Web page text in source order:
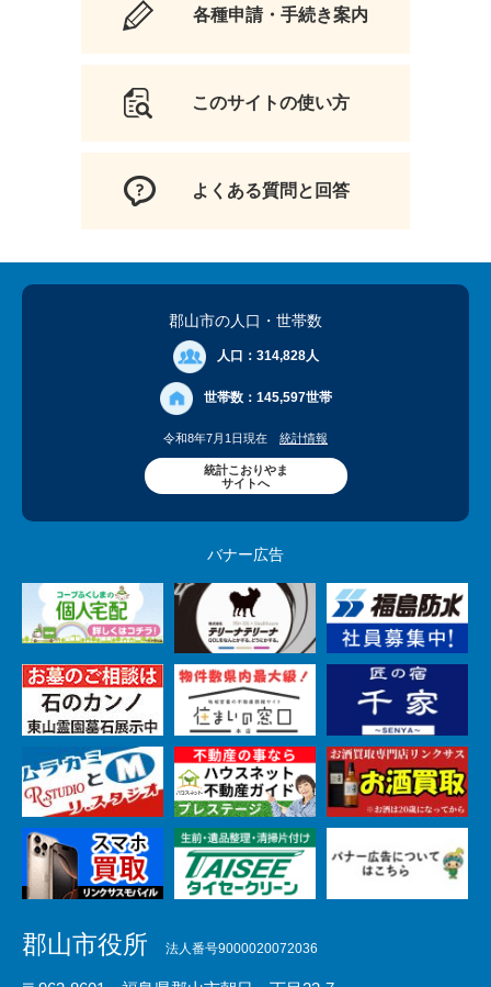
各種申請・手続き案内
このサイトの使い方
よくある質問と回答
郡山市の人口 ・世帯数
人口： 314,828人
世帯数： 145,597世帯
令和8年7月1日現在 統計情報
統計こおりやま
サイトへ
バナー広告
郡山市役所 法人番号9000020072036